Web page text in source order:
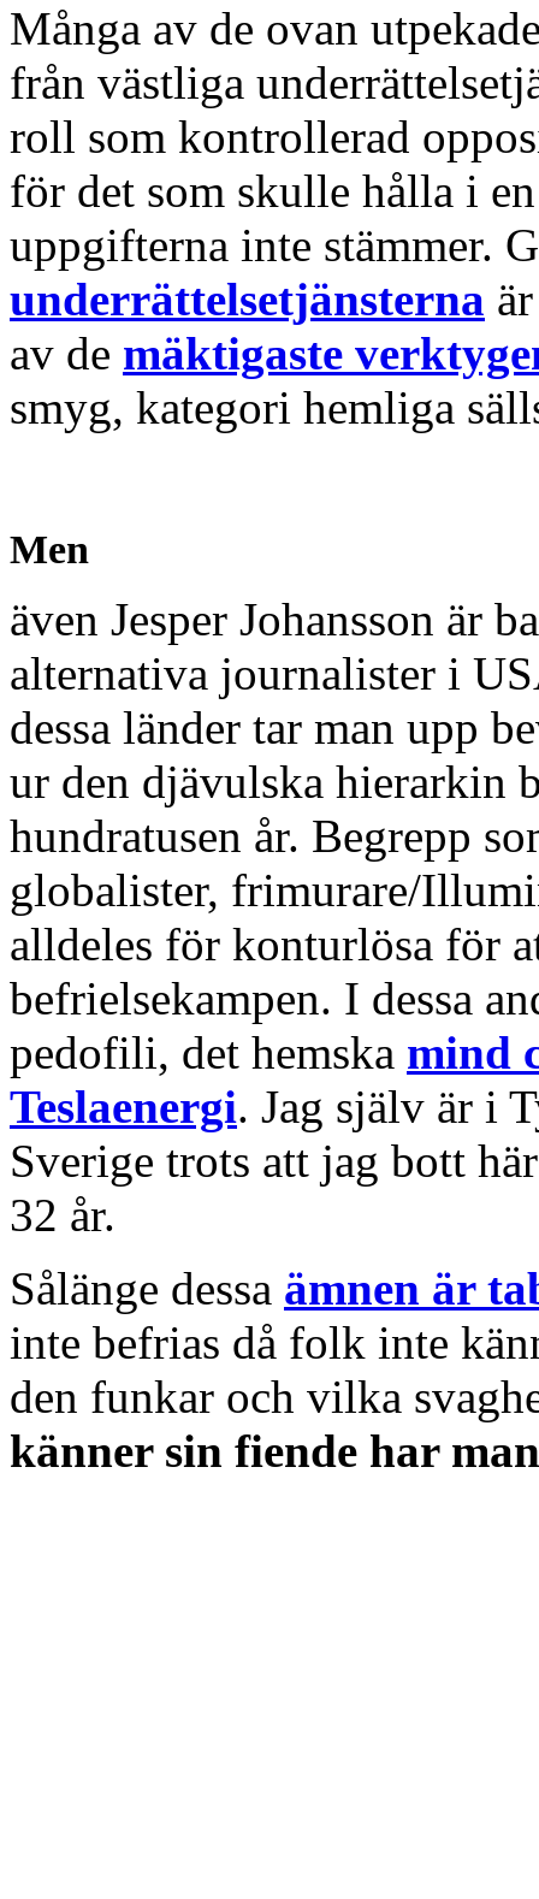
Många av de ovan
från västliga
roll som kontrollerad
för det som skulle hålla i
uppgifterna inte stämmer.
underrättelsetjänsterna
av de mäktigaste
smyg, kategori hemliga
Men
även Jesper Johansson är
alternativa journalister i
dessa länder tar man upp
ur den djävulska hierarkin
hundratusen år. Begrepp
globalister, frimurare/
alldeles för konturlösa för
befrielsekampen. I dessa
pedofili, det hemska mind
Teslaenergi. Jag själv är i
Sverige trots att jag bott
32 år.
Sålänge dessa ämnen är
inte befrias då folk inte
den funkar och vilka
känner sin fiende har